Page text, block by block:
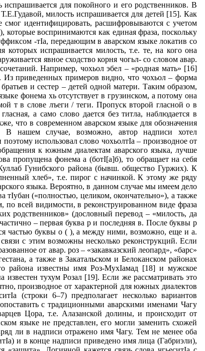
для покойного и его родственников. В
милость испрашивается для детей [15]. Как
смог идентифицировать, расшифровываются с учетом
которые воспринимаются как единая фраза, поскольку
-тIа, передающим в аварском языке локатив со
испрашивается милость, т.е. те, на кого она
явное сходство корня чогьл- со словом авар.
Например, чохьол эбел – «родная мать» [16]
Из приведенных примеров видно, что чохьол – форма
и сестер – детей одной матери. Таким образом,
фонема хь отсутствует в грузинском, а потому она
т в слове лъеги / теги. Пропуск второй гласной о в
а само слово дается без титла, наблюдается в
что в современном аварском языке для обозначения
В нашем случае, возможно, автор надписи хотел
использовал слово чохьолтIa – производное от
к южным диалектам аварского языка, лучше
пропущена фонема а (ботI[а]б), то обращает на себя
Гунибского района (бывш. общество Гуржих). К
хлеб», т.е. пирог с начинкой. К этому же ряду
языка. Вероятно, в данном случае мы имеем дело
тIубан («полностью, целиком, окончательно»), а также
по всей видимости, в реконструированном виде фраза
родственников» (дословный перевод – «милость, да
– первая буква р и последняя в. После буквы р
частью буквы о ( ), а между ними, возможно, еще и а.
с этим возможны несколько реконструкций. Если
от авар. роз – «закавказский леопард», «барс»
а также в Закатальском и Белоканском районах
района известны имя Роз-МухIамад [18] и мужское
тухум Розал [19]. Если же рассматривать это
производное от характерной для южных диалектов
(строки 6–7) предполагает несколько вариантов
с традиционными аварскими именами Чагу
Цора, т.е. Алазанской долины, и происходит от
языке не представлен, его могли заменить схожей
ли в надписи отражено имя Чагу. Тем не менее оба
и в конце надписи приведено имя лица (Габриэли),